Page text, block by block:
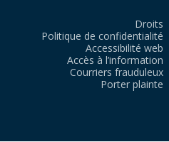
Droits
Politique de confidentialité
Accessibilité web
Accès à l’information
Courriers frauduleux
Porter plainte